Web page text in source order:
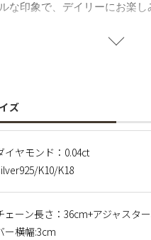
な印象で、デイリーにお楽
観点から地球の限りある宝
一点お作りしております。
ズ
イヤモンド：0.04ct
K10/K18
ェーン長さ：36cm+アジャスタ
ー横幅:3cm